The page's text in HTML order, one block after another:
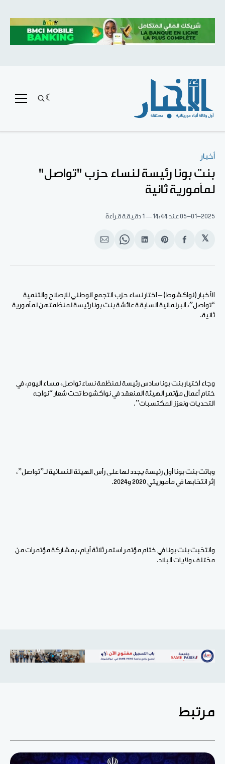
أخبار
بنت بونا رئيسة لنساء حزب "تواصل"
لمأمورية ثانية
05-01-2025عند 14:44 1 دقيقة قراءة
𝕏
انشر
الفيسبوك
Share
Pinterest
انشر
لينكد
Share
WhatsApp
انشر
الإيميل
الأخبار (نواكشوط) – اختار نساء حزب التجمع الوطني للإصلاح والتنمية
“تواصل”، البرلمانية السابقة عائشة بنت بونا رئيسة لمنظمتهن لمأمورية
ثانية.
وجاء اختيار بنت بونا سادس رئيسة لمنظمة نساء تواصل، مساء اليوم، في
ختام أعمال مؤتمر الهيئة المنعقد في نواكشوط تحت شعار “نواجه
التحديات ونعزز المكتسبات”.
وباتت بنت بونا أول رئيسة يجدد لها على رأس الهيئة النسائية لـ”تواصل”،
إثر انتخابها في مأموريتي 2020 و2024.
وانتخبت بنت بونا في ختام مؤتمر استمر ثلاثة أيام، بمشاركة مؤتمرات من
مختلف ولايات البلاد.
مرتبط